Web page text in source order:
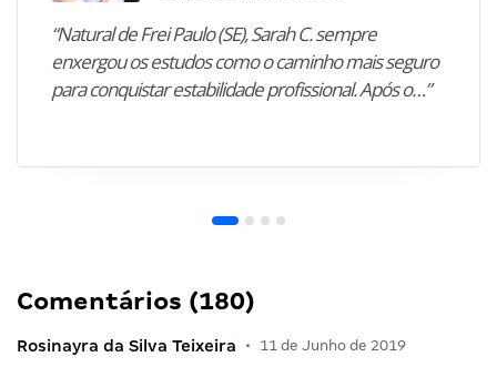
“Natural de Frei Paulo (SE), Sarah C. sempre
enxergou os estudos como o caminho mais seguro
para conquistar estabilidade profissional. Após o…”
Comentários (180)
Rosinayra da Silva Teixeira • 11 de Junho de 2019